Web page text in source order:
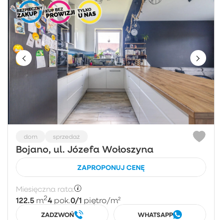
dom sprzedaż
Bojano, ul. Józefa Wołoszyna
ZAPROPONUJ CENĘ
Miesięczna rata:
122.5 m24 pok.0/1 piętro/m²
ZADZWOŃ WHATSAPP